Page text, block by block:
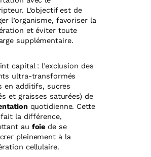
L’objectif est de
l’organisme, favoriser la
et éviter toute
supplémentaire.
capital : l’exclusion des
ultra-transformés
en additifs, sucres
et graisses saturées) de
quotidienne. Cette
la différence,
au foie de se
pleinement à la
cellulaire.